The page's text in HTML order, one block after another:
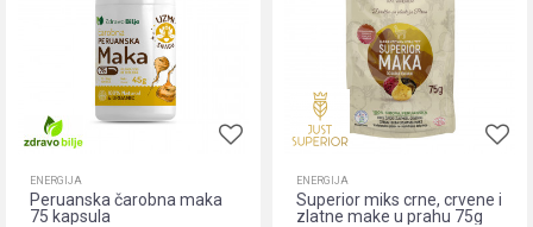
ENERGIJA
Peruanska čarobna maka
75 kapsula
ENERGIJA
Superior miks crne, crvene i
zlatne make u prahu 75g